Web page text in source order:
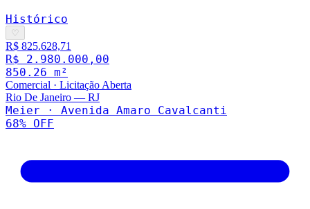
Histórico
♡
R$ 825.628,71
R$ 2.980.000,00
850.26 m²
Comercial · Licitação Aberta
Rio De Janeiro — RJ
Meier · Avenida Amaro Cavalcanti
68% OFF